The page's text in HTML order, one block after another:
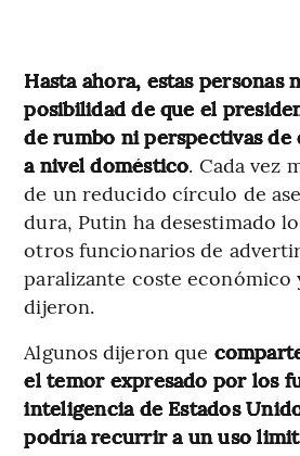
Hasta ahora, estas personas
posibilidad de que el
de rumbo ni perspectivas de
a nivel doméstico. Cada vez
de un reducido círculo de
dura, Putin ha desestimado
otros funcionarios de
paralizante coste
dijeron.
Algunos dijeron que
el temor expresado por los
inteligencia de Estados
podría recurrir a un uso